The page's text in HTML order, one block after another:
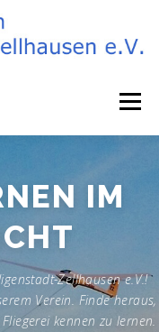
Menü
KONTAKT
IM
Zellhausen e.V.!
Verein. Finde heraus,
kennen zu lernen.